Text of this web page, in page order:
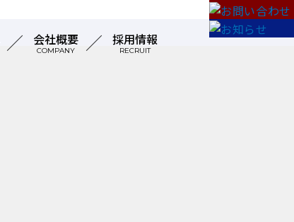
会社概要
COMPANY
採用情報
RECRUIT